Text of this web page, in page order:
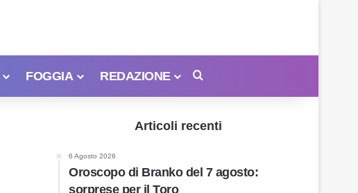
FOGGIA REDAZIONE
Articoli recenti
6 Agosto 2026
Oroscopo di Branko del 7 agosto:
sorprese per il Toro